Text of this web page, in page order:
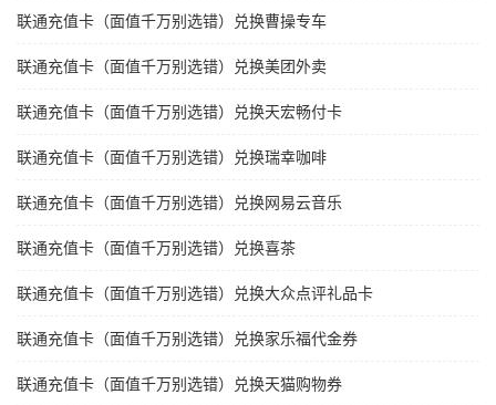
联通充值卡（面值千万别选错）兑换曹操专车
联通充值卡（面值千万别选错）兑换美团外卖
联通充值卡（面值千万别选错）兑换天宏畅付卡
联通充值卡（面值千万别选错）兑换瑞幸咖啡
联通充值卡（面值千万别选错）兑换网易云音乐
联通充值卡（面值千万别选错）兑换喜茶
联通充值卡（面值千万别选错）兑换大众点评礼品卡
联通充值卡（面值千万别选错）兑换家乐福代金券
联通充值卡（面值千万别选错）兑换天猫购物券